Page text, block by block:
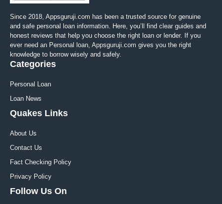
Since 2018, Appsguruji.com has been a trusted source for genuine
and safe personal loan information. Here, you’ll find clear guides and
honest reviews that help you choose the right loan or lender. If you
ever need an Personal loan, Appsguruji.com gives you the right
knowledge to borrow wisely and safely.
Categories
Personal Loan
Loan News
Quakes Links
About Us
Contact Us
Fact Checking Policy
Privacy Policy
Follow Us On